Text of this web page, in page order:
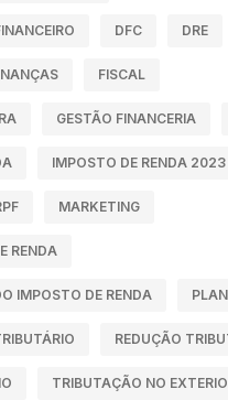
DFC DRE
FISCAL
GESTÃO FINANCERIA
IMPOSTO DE RENDA 2023
MARKETING
RENDA
IMPOSTO DE RENDA
REDUÇÃO
TRIBUTAÇÃO NO